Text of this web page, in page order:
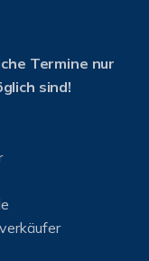
Termine nur
sind!